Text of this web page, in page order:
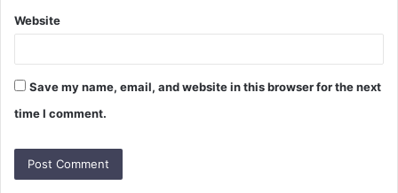
Website
Save my name, email, and website in this browser for the next
time I comment.